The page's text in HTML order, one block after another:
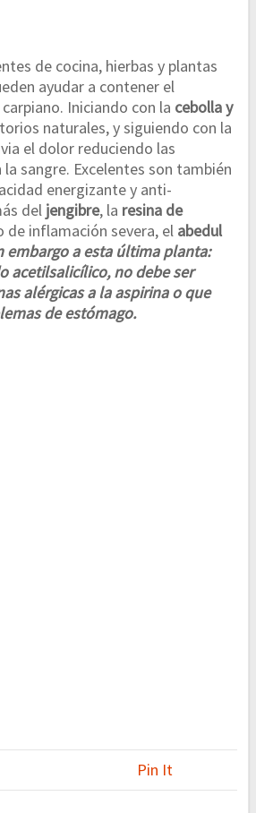
de cocina, hierbas y plantas
ayudar a contener el
Iniciando con la cebolla y
naturales, y siguiendo con la
el dolor reduciendo las
sangre. Excelentes son también
energizante y anti-
del jengibre, la resina de
de inflamación severa, el abedul
embargo a esta última planta:
acetilsalicílico, no debe ser
alérgicas a la aspirina o que
de estómago.
Pin It